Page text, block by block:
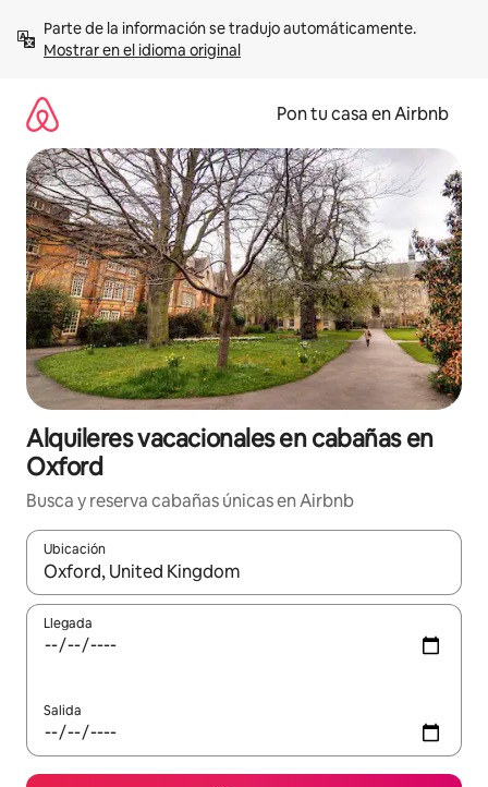
contenidoMostrar en el idioma original
Pon tu casa en Airbnb
Alquileres vacacionales en cabañas en
Oxford
Busca y reserva cabañas únicas en Airbnb
Ubicación
Cuando los resultados estén disponibles, navega con las
Llegada
Salida